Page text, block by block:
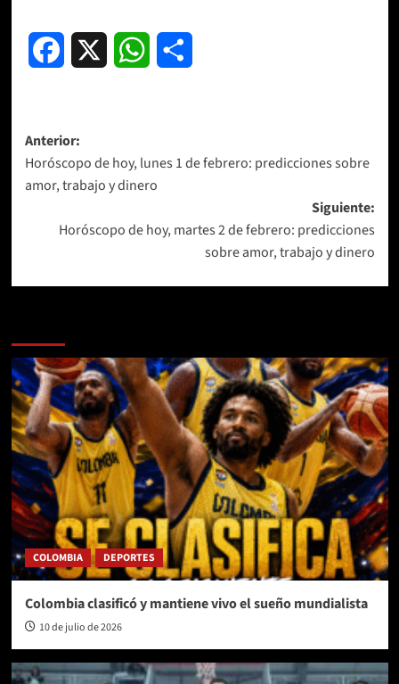
Facebook WhatsApp
Navegación
de
entradas
Anterior:
Horóscopo de hoy, lunes 1 de febrero: predicciones sobre
amor, trabajo y dinero
Siguiente:
Horóscopo de hoy, martes 2 de febrero: predicciones
sobre amor, trabajo y dinero
COLOMBIA DEPORTES
Colombia clasificó y mantiene vivo el sueño mundialista
10 de julio de 2026